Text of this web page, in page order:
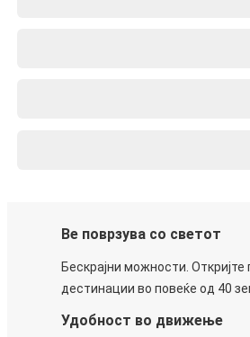
Ве поврзува со светот
Бескрајни можности. Откријте
дестинации во повеќе од 40
Удобност во движење